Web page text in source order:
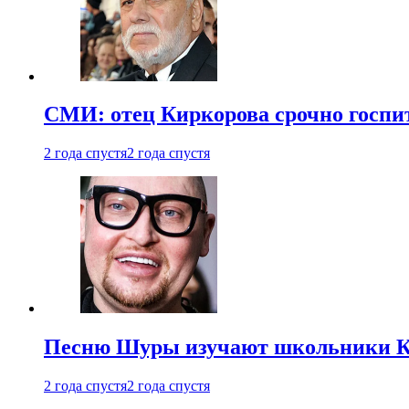
СМИ: отец Киркорова срочно
2 года спустя2 года спустя
Песню Шуры изучают школьники
2 года спустя2 года спустя